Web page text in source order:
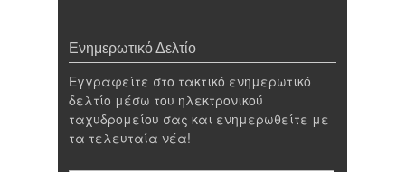
Ενημερωτικό Δελτίο
Εγγραφείτε στο τακτικό ενημερωτικό
δελτίο μέσω του ηλεκτρονικού
ταχυδρομείου σας και ενημερωθείτε με
τα τελευταία νέα!